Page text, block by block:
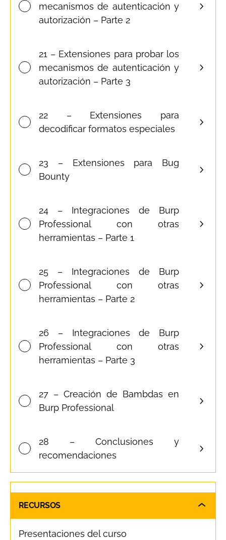
mecanismos de autenticación y
autorización – Parte 2
21 – Extensiones para probar los
mecanismos de autenticación y
autorización – Parte 3
22 – Extensiones para
decodificar formatos especiales
23 – Extensiones para Bug
Bounty
24 – Integraciones de Burp
Professional con otras
herramientas – Parte 1
25 – Integraciones de Burp
Professional con otras
herramientas – Parte 2
26 – Integraciones de Burp
Professional con otras
herramientas – Parte 3
27 – Creación de Bambdas en
Burp Professional
28 – Conclusiones y
recomendaciones
RECURSOS
Presentaciones del curso